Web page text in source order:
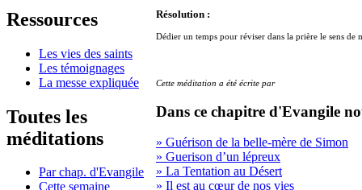
Ressources
Les vies des saints
Les témoignages
La messe expliquée
Toutes les
méditations
Par chap. d'Evangile
Cette semaine
Résolution :
Dédier un temps pour réviser dans la prière le sens de
Cette méditation a été écrite par
Dans ce chapitre d'Evangile
» Guérison de la belle-mère de Simon
» Guerison d’un lépreux
» La Tentation au Désert
» Il est au cœur de nos vies